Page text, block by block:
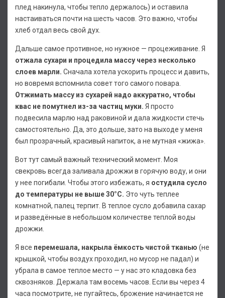
плед накинула, чтобы тепло держалось) и оставила
настаиваться почти на шесть часов. Это важно, чтобы
хлеб отдал весь свой дух.
Дальше самое противное, но нужное — процеживание. Я
отжала сухари и процедила массу через несколько
слоев марли. Сначала хотела ускорить процесс и давить,
но вовремя вспомнила совет того самого повара.
Отжимать массу из сухарей надо аккуратно, чтобы
квас не помутнел из-за частиц муки. Я просто
подвесила марлю над раковиной и дала жидкости стечь
самостоятельно. Да, это дольше, зато на выходе у меня
был прозрачный, красивый напиток, а не мутная «жижа».
Вот тут самый важный технический момент. Моя
свекровь всегда заливала дрожжи в горячую воду, и они
у нее погибали. Чтобы этого избежать, я остудила сусло
до температуры не выше 30°С. Это чуть теплее
комнатной, палец терпит. В теплое сусло добавила сахар
и разведённые в небольшом количестве теплой воды
дрожжи.
Я все перемешала, накрыла ёмкость чистой тканью (не
крышкой, чтобы воздух проходил, но мусор не падал) и
убрала в самое теплое место — у нас это кладовка без
сквозняков. Держала там восемь часов. Если вы через 4
часа посмотрите, не пугайтесь, брожение начинается не